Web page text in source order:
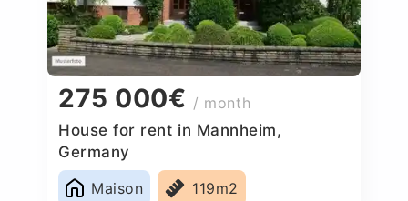
275 000€ / month
House for rent in Mannheim,
Germany
Maison
119m2